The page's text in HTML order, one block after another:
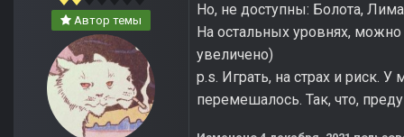
Автор темы
Но, не доступны: Болота,
На остальных уровнях,
увеличено)
p.s. Играть, на страх и риск.
перемешалось. Так, что,